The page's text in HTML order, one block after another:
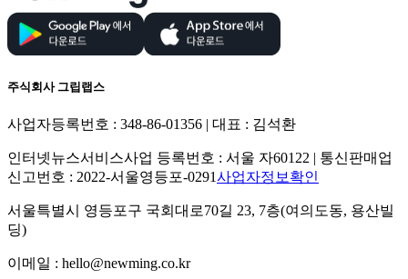
주식회사 그립랩스
사업자등록번호 : 348-86-01356 | 대표 : 김석환
인터넷뉴스서비스사업 등록번호 : 서울 자60122 | 통신판매업
신고번호 : 2022-서울영등포-0291사업자정보확인
서울특별시 영등포구 국회대로70길 23, 7층(여의도동, 용산빌
딩)
이메일 : hello@newming.co.kr